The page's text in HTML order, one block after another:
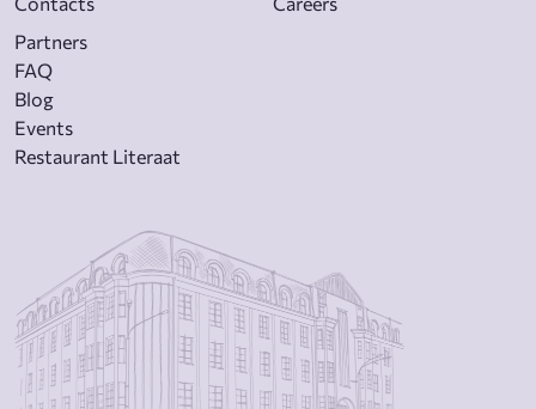
Partners
FAQ
Blog
Events
Restaurant Literaat